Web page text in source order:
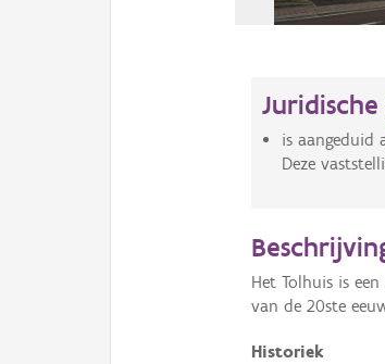
is aangeduid
Deze
Het Tolhuis is
van de 20ste
Historiek